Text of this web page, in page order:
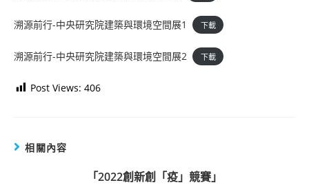
溯源前行-中央研究院建築與環境空間展1 下載
溯源前行-中央研究院建築與環境空間展2 下載
Post Views: 406
相關內容
「2022創新創「疫」競賽」